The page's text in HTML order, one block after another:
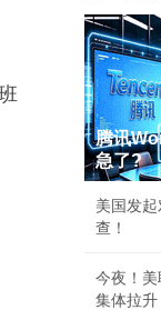
腾讯
急了?
美国发
查！
今夜！
集体拉升